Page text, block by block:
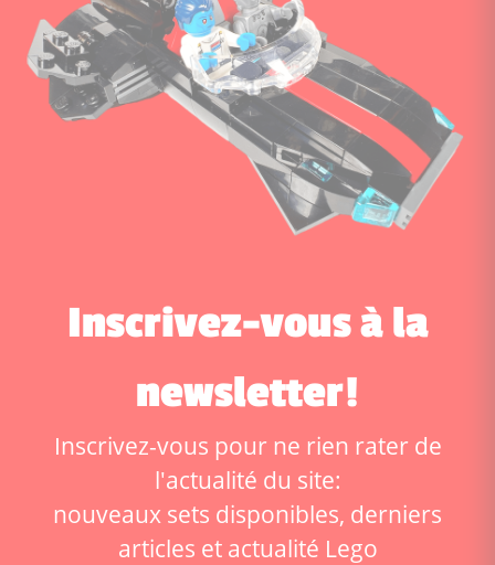
Inscrivez-vous à la
newsletter!
Inscrivez-vous pour ne rien rater de
l'actualité du site:
nouveaux sets disponibles, derniers
articles et actualité Lego